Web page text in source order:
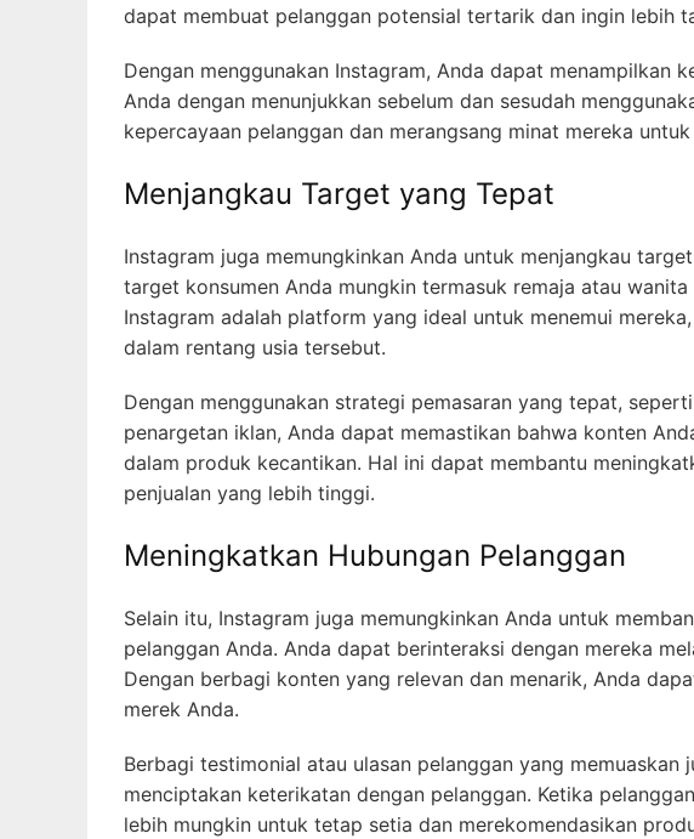
dapat membuat pelanggan potensial tertarik dan ingin lebih
Dengan menggunakan Instagram, Anda dapat menampilkan
Anda dengan menunjukkan sebelum dan sesudah
kepercayaan pelanggan dan merangsang minat mereka
Menjangkau Target yang Tepat
Instagram juga memungkinkan Anda untuk menjangkau
target konsumen Anda mungkin termasuk remaja atau
Instagram adalah platform yang ideal untuk menemui
dalam rentang usia tersebut.
Dengan menggunakan strategi pemasaran yang tepat,
penargetan iklan, Anda dapat memastikan bahwa konten
dalam produk kecantikan. Hal ini dapat membantu
penjualan yang lebih tinggi.
Meningkatkan Hubungan Pelanggan
Selain itu, Instagram juga memungkinkan Anda untuk
pelanggan Anda. Anda dapat berinteraksi dengan mereka
Dengan berbagi konten yang relevan dan menarik, Anda
merek Anda.
Berbagi testimonial atau ulasan pelanggan yang
menciptakan keterikatan dengan pelanggan. Ketika
lebih mungkin untuk tetap setia dan merekomendasikan